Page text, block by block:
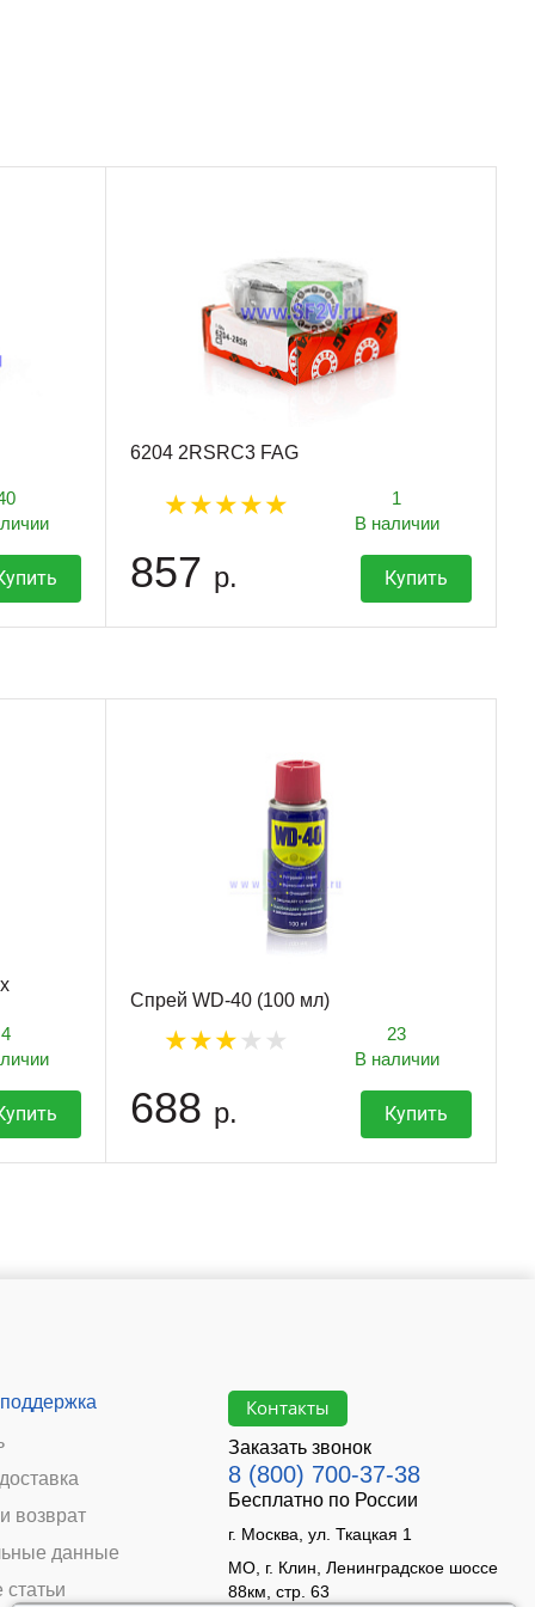
6204 2RSRC3 FAG
1
В наличии
857 р. Купить
4
Спрей WD-40 (100 мл)
23
В наличии
688 р. Купить
возврат
данные
Контакты
Заказать звонок
8 (800) 700-37-38
Бесплатно по России
г. Москва, ул. Ткацкая 1
МО, г. Клин, Ленинградское шоссе
88км, стр. 63